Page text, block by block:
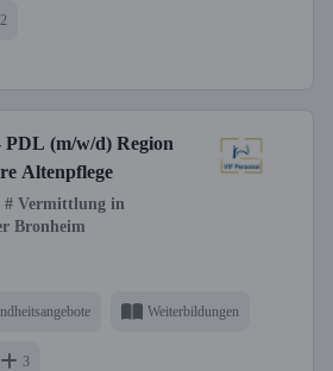
2
PDL (m/w/d) Region
Altenpflege
# Vermittlung in
Bronheim
Weiterbildungen
3